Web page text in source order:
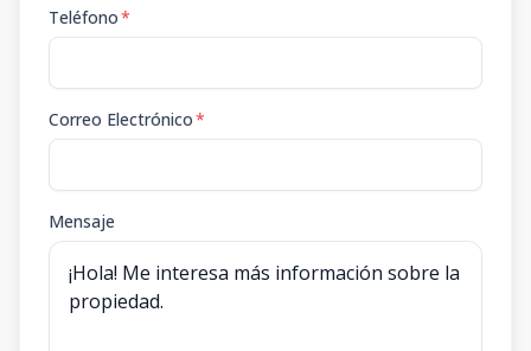
Teléfono*
Correo Electrónico*
Mensaje